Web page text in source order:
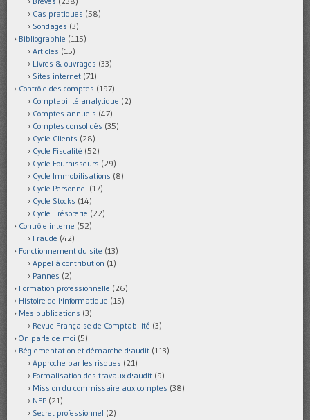
Cas pratiques (58)
Sondages (3)
Bibliographie (115)
Articles (15)
Livres & ouvrages (33)
Sites internet (71)
Contrôle des comptes (197)
Comptabilité analytique (2)
Comptes annuels (47)
Comptes consolidés (35)
Cycle Clients (28)
Cycle Fiscalité (52)
Cycle Fournisseurs (29)
Cycle Immobilisations (8)
Cycle Personnel (17)
Cycle Stocks (14)
Cycle Trésorerie (22)
Contrôle interne (52)
Fraude (42)
Fonctionnement du site (13)
Appel à contribution (1)
Pannes (2)
Formation professionnelle (26)
Histoire de l'informatique (15)
Mes publications (3)
Revue Française de Comptabilité (3)
On parle de moi (5)
Réglementation et démarche d'audit (113)
Approche par les risques (21)
Formalisation des travaux d'audit (9)
Mission du commissaire aux comptes (38)
NEP (21)
Secret professionnel (2)